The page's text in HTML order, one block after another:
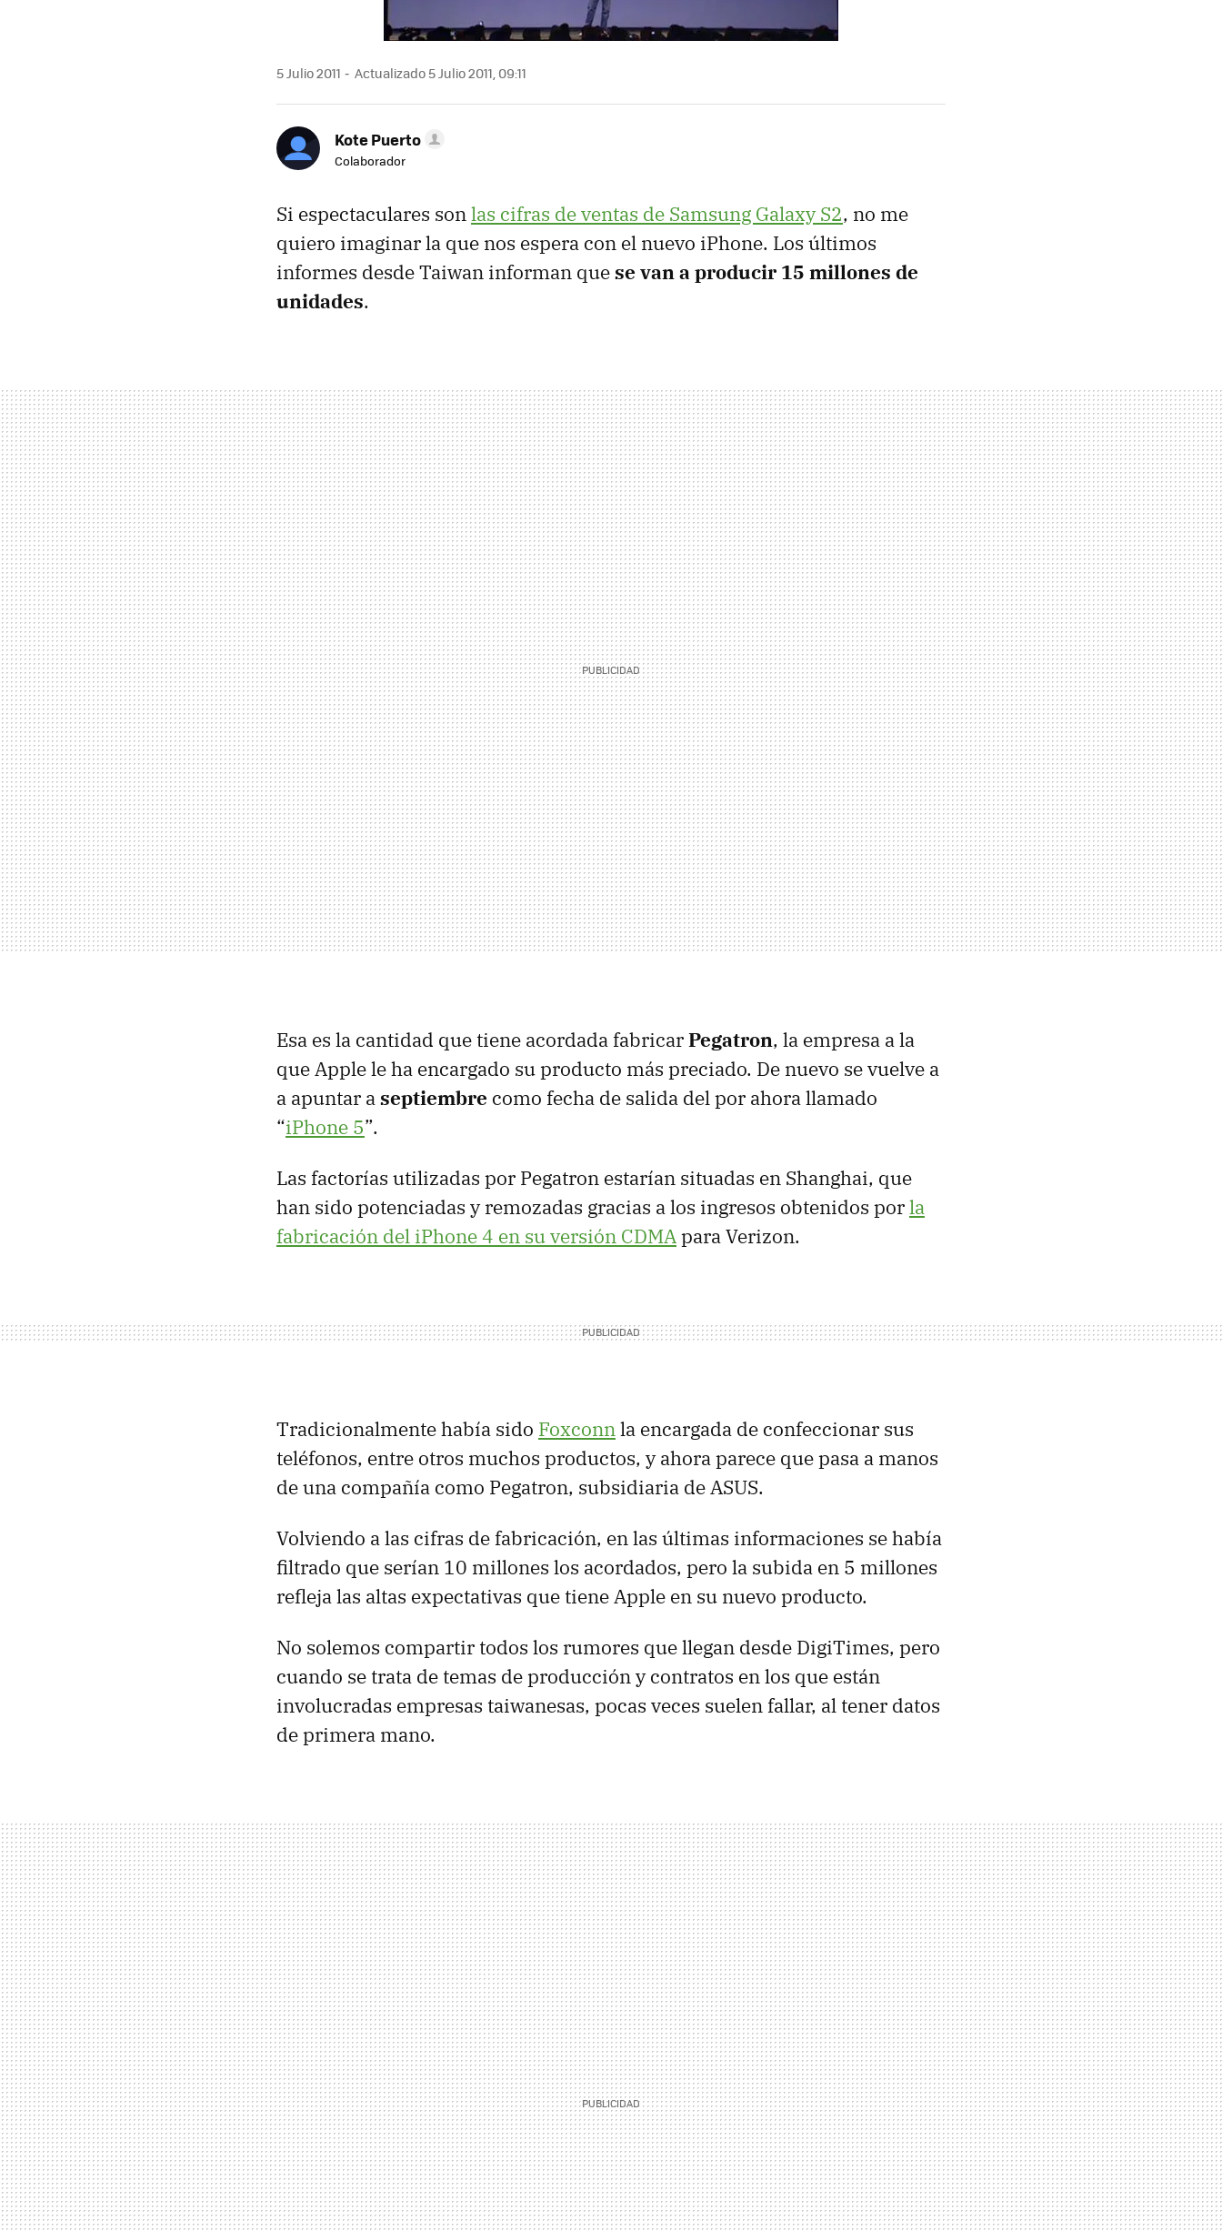
5 Julio 2011 Actualizado 5 Julio 2011, 09:11
Kote Puerto
Colaborador
Si espectaculares sonlas cifras de ventas de Samsung Galaxy S2, no me
quiero imaginar la que nos espera con el nuevo iPhone. Los últimos
informes desde Taiwan informan quese van a producir 15 millones de
unidades.
Esa es la cantidad que tiene acordada fabricarPegatron, la empresa a la
que Apple le ha encargado su producto más preciado. De nuevo se vuelve a
a apuntar aseptiembre como fecha de salida del por ahora llamado
“iPhone 5”.
Las factorías utilizadas por Pegatron estarían situadas en Shanghai, que
han sido potenciadas y remozadas gracias a los ingresos obtenidos porla
fabricación del iPhone 4 en su versión CDMApara Verizon.
Tradicionalmente había sido Foxconnla encargada de confeccionar sus
teléfonos, entre otros muchos productos, y ahora parece que pasa a manos
de una compañía como Pegatron, subsidiaria deASUS.
Volviendo a las cifras de fabricación, en las últimas informaciones se había
filtrado que serían 10 millones los acordados, pero la subida en 5 millones
refleja las altas expectativas que tiene Apple en su nuevo producto.
No solemos compartir todos los rumores que llegan desde DigiTimes, pero
cuando se trata de temas de producción y contratos en los que están
involucradas empresas taiwanesas, pocas veces suelen fallar, al tener datos
de primera mano.